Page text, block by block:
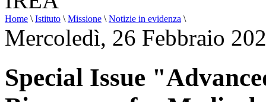
Home \ Istituto \ Missione \ Notizie in evidenza \
Mercoledì, 26 Febbraio
Special Issue